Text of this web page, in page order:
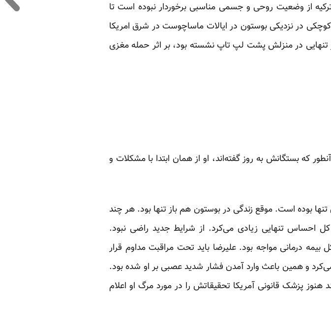
از وضعیت روحی و جسمی مناسبی برخوردار نبوده است تا
در نزدیکی بوستون در ایالات ماساچوست در شرق امریکا
در منزلش پشت لپ تاپ نشسته بود، بر اثر حمله مغزی
پایانی بر مشکلات علیرضای ۲۳ ساله نبود. آنطور که بستگانش به روز گفته‌اند، او از‌‌ همان ابتدا با مشکلات و
بوده است. موقع زندگی در بوستون هم باز تنها بود. هر چند
احساس تنهایی زیادی می‌کرد. از شرایط جدید راضی نبود.
بیمه درمانی مواجه بود. علیرضا باید تحت مراقبت مداوم قرار
و همین باعث وارد آمدن فشار شدید عصبی بر او شده بود.
پزشک قانونی آمریکا تحقیقاتش را در مورد مرگ او اعلام